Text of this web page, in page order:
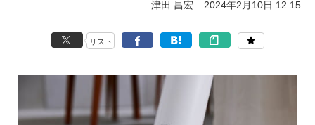
津田 昌宏 2024年2月10日 12:15
リスト